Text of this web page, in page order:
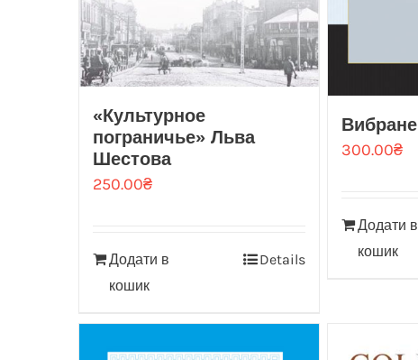
«Культурное
пограничье» Льва
Шестова
250.00₴
Додати в
кошик
Details
Вибране
300.00₴
Додати в
кошик